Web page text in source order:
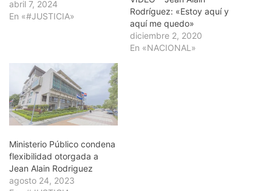
abril 7, 2024
En «#JUSTICIA»
Rodríguez: «Estoy aquí y
aquí me quedo»
diciembre 2, 2020
En «NACIONAL»
Ministerio Público condena
flexibilidad otorgada a
Jean Alain Rodriguez
agosto 24, 2023